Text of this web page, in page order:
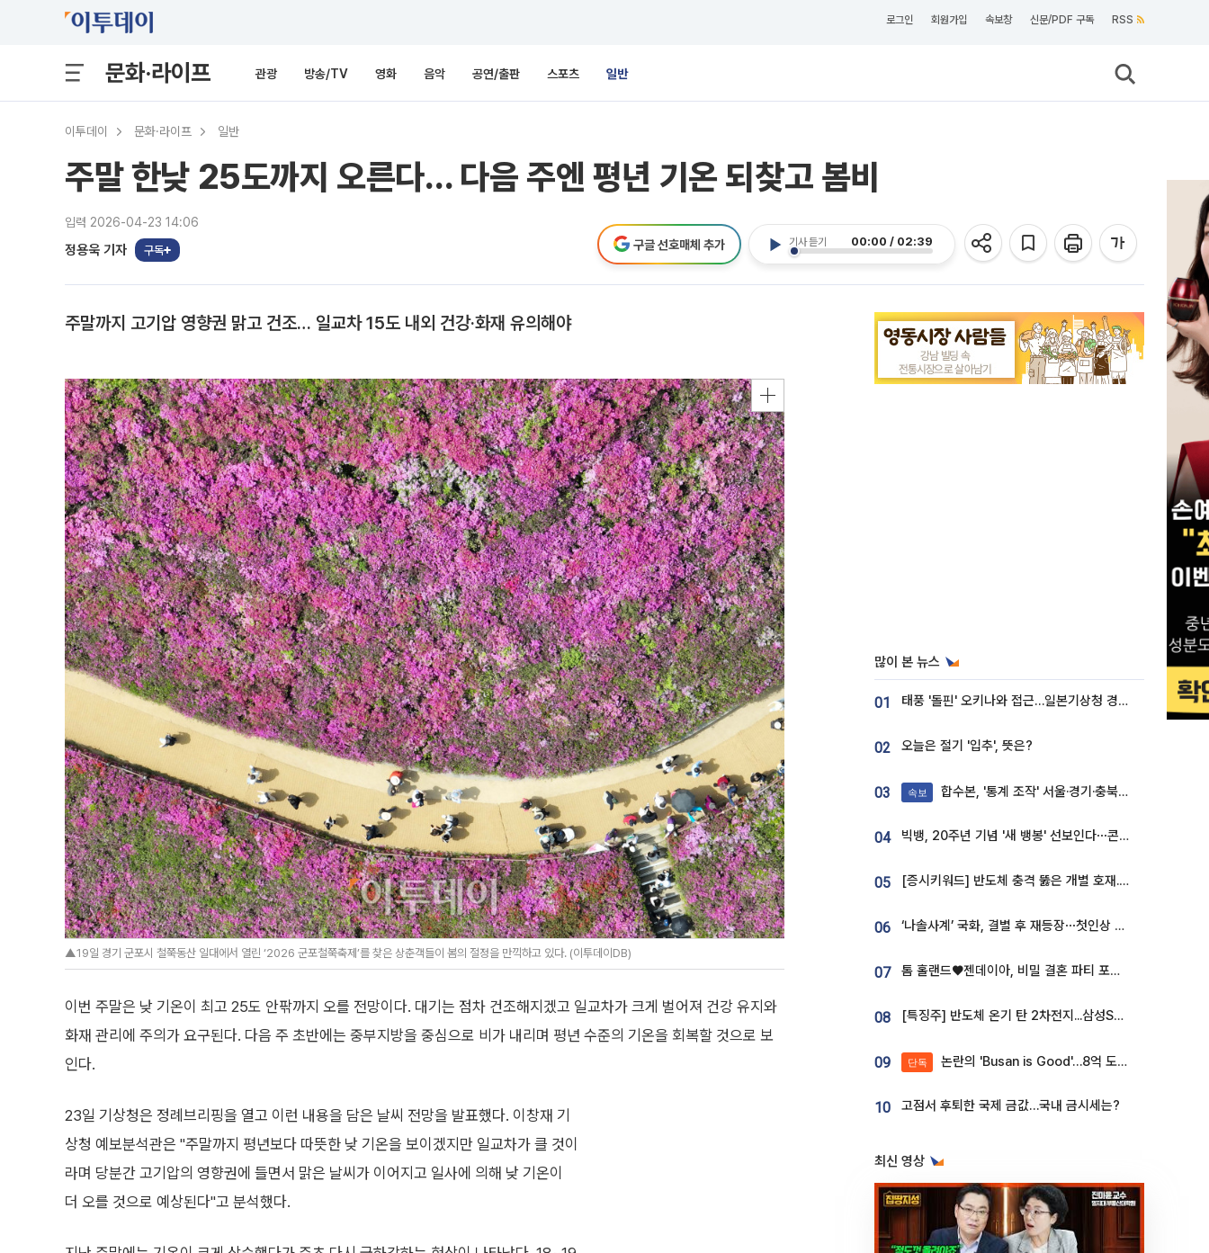
로그인 회원가입 속보창 신문/PDF 구독 RSS
문화·라이프 관광 방송/TV 영화 음악 공연/출판 스포츠 일반
이투데이 문화·라이프 일반
주말 한낮 25도까지 오른다… 다음 주엔 평년 기온 되찾고 봄비
입력 2026-04-23 14:06
정용욱 기자 구독
기사 듣기 00:00 / 02:39
구글 선호매체 추가
주말까지 고기압 영향권 맑고 건조… 일교차 15도 내외 건강·화재 유의해야
▲19일 경기 군포시 철쭉동산 일대에서 열린 ‘2026 군포철쭉축제’를 찾은 상춘객들이 봄의 절정을 만끽하고 있다. (이투데이DB)
이번 주말은 낮 기온이 최고 25도 안팎까지 오를 전망이다. 대기는 점차 건조해지겠고 일교차가 크게 벌어져 건강 유지와
화재 관리에 주의가 요구된다. 다음 주 초반에는 중부지방을 중심으로 비가 내리며 평년 수준의 기온을 회복할 것으로 보
인다.
23일 기상청은 정례브리핑을 열고 이런 내용을 담은 날씨 전망을 발표했다. 이창재 기
상청 예보분석관은 "주말까지 평년보다 따뜻한 낮 기온을 보이겠지만 일교차가 클 것이
라며 당분간 고기압의 영향권에 들면서 맑은 날씨가 이어지고 일사에 의해 낮 기온이
더 오를 것으로 예상된다"고 분석했다.
많이 본 뉴스
01 태풍 '돌핀' 오키나와 접근…일본기상청 경로 업데이트
02 오늘은 절기 '입추', 뜻은?
03 속보 합수본, '통계 조작' 서울·경기·충북 선관위 등 추가 압수수색
04 빅뱅, 20주년 기념 '새 뱅봉' 선보인다⋯콘서트 앞두고 팝업 개최
05 [증시키워드] 반도체 충격 뚫은 개별 호재...포스코퓨처엠·에코프로·한화솔루션 '눈길'
06 ‘나솔사계’ 국화, 결별 후 재등장⋯첫인상 투표 휩쓸고 ‘인기녀’ 등극
07 톰 홀랜드♥젠데이아, 비밀 결혼 파티 포착⋯호텔 대관비만 9억
08 [특징주] 반도체 온기 탄 2차전지...삼성SDI, 장 초반 7% 넘게 껑충
09 단독 논란의 'Busan is Good'…8억 도시브랜드, 용산 대통령실 CI 업체가 수행
10 고점서 후퇴한 국제 금값…국내 금시세는?
최신 영상